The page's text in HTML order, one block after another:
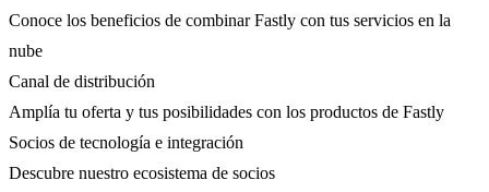
Conoce los beneficios de combinar Fastly con tus servicios en la
nube
Canal de distribución
Amplía tu oferta y tus posibilidades con los productos de Fastly
Socios de tecnología e integración
Descubre nuestro ecosistema de socios